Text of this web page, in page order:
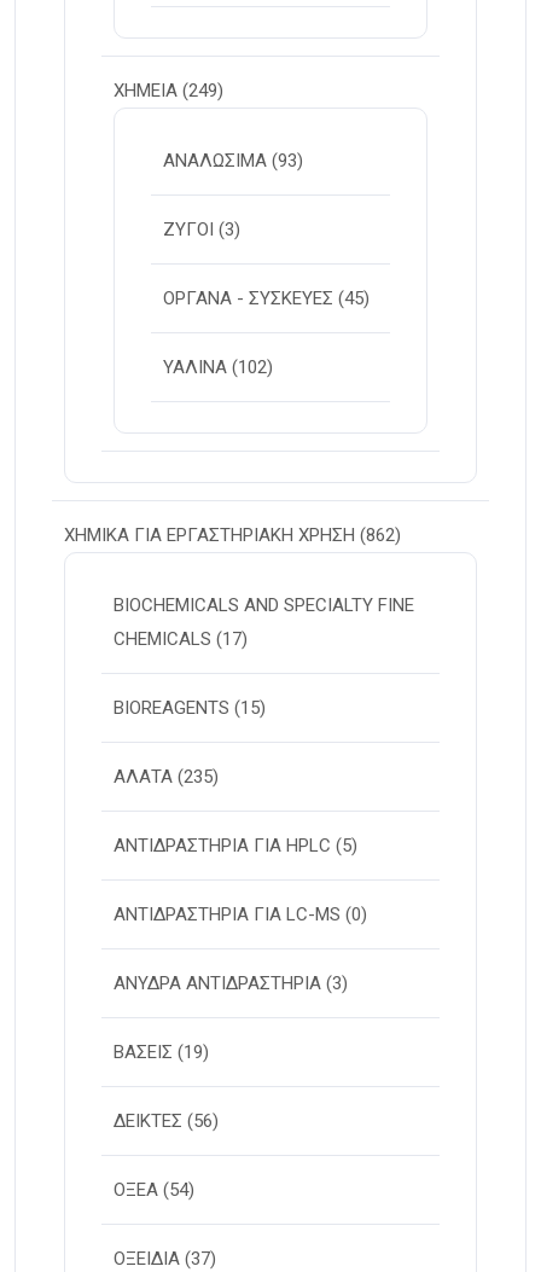
ΧΗΜΕΙΑ (249)
ΑΝΑΛΩΣΙΜΑ (93)
ΖΥΓΟΙ (3)
ΟΡΓΑΝΑ - ΣΥΣΚΕΥΕΣ (45)
ΥΑΛΙΝΑ (102)
ΧΗΜΙΚΑ ΓΙΑ ΕΡΓΑΣΤΗΡΙΑΚΗ ΧΡΗΣΗ (862)
BIOCHEMICALS AND SPECIALTY FINE
CHEMICALS (17)
BIOREAGENTS (15)
ΑΛΑΤΑ (235)
ΑΝΤΙΔΡΑΣΤΗΡΙΑ ΓΙΑ HPLC (5)
ΑΝΤΙΔΡΑΣΤΗΡΙΑ ΓΙΑ LC-MS (0)
ΑΝΥΔΡΑ ΑΝΤΙΔΡΑΣΤΗΡΙΑ (3)
ΒΑΣΕΙΣ (19)
ΔΕΙΚΤΕΣ (56)
ΟΞΕΑ (54)
ΟΞΕΙΔΙΑ (37)